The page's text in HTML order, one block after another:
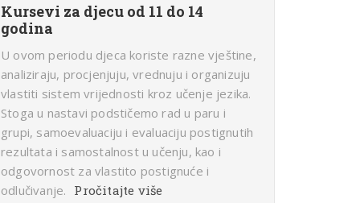
Kursevi za djecu od 11 do 14
godina
U ovom periodu djeca koriste razne vještine,
analiziraju, procjenjuju, vrednuju i organizuju
vlastiti sistem vrijednosti kroz učenje jezika.
Stoga u nastavi podstičemo rad u paru i
grupi, samoevaluaciju i evaluaciju postignutih
rezultata i samostalnost u učenju, kao i
odgovornost za vlastito postignuće i
odlučivanje. Pročitajte više